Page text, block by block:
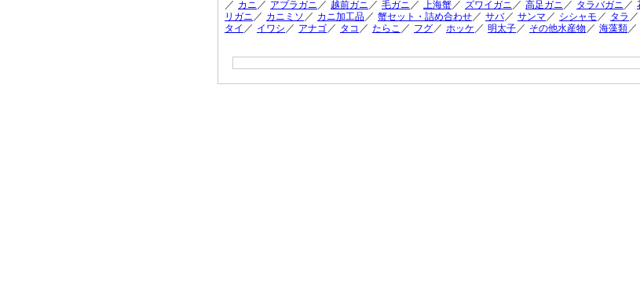
／ カニ ／ アブラガニ ／ 越前ガニ ／ 毛ガニ ／ 上海蟹／ ズワイガニ ／ 高足ガニ ／ タラバガニ ／
リガニ ／ カニミソ ／ カニ加工品／ 蟹セット・詰め合わせ／ サバ／ サンマ ／ シシャモ ／ タラ ／
タイ ／ イワシ ／ アナゴ／ タコ ／ たらこ ／ フグ／ ホッケ ／ 明太子／ その他水産物 ／ 海藻類／